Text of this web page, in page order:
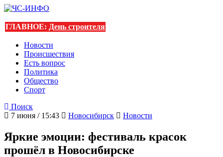
ГЛАВНОЕ: День строителя
Новости
Происшествия
Есть вопрос
Политика
Общество
Спорт
Поиск
7 июня / 15:43
Новосибирск Новости
Яркие эмоции: фестиваль красок
прошёл в Новосибирске